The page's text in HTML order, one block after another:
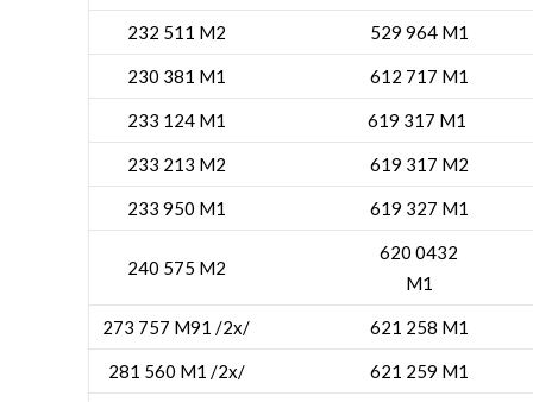
232 511 M2 529 964 M1
230 381 M1 612 717 M1
233 124 M1 619 317 M1
233 213 M2 619 317 M2
233 950 M1 619 327 M1
240 575 M2
620 0432
M1
273 757 M91 /2x/ 621 258 M1
281 560 M1 /2x/ 621 259 M1